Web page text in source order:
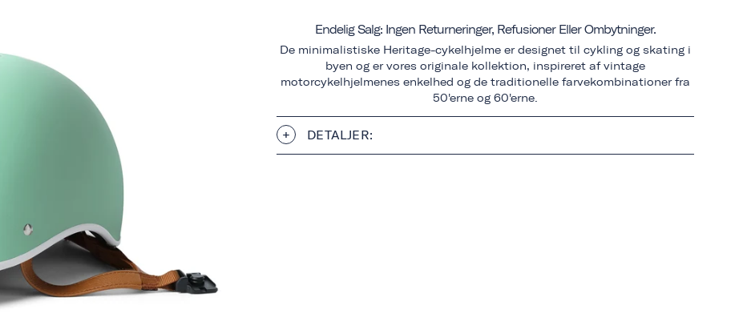
Endelig Salg: Ingen Returneringer, Refusioner Eller Ombytninger.
De minimalistiske Heritage-cykelhjelme er designet til cykling og skating i
byen og er vores originale kollektion, inspireret af vintage
motorcykelhjelmenes enkelhed og de traditionelle farvekombinationer fra
50'erne og 60'erne.
DETALJER: